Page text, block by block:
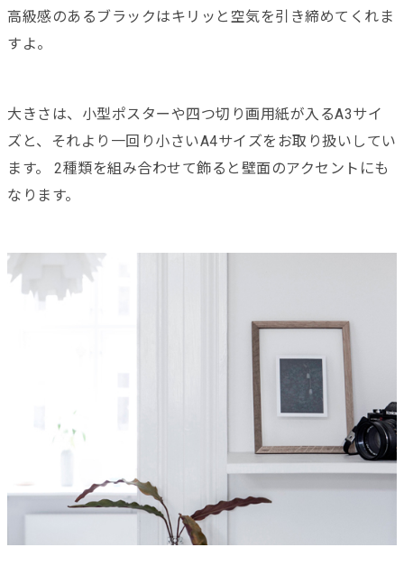
高級感のあるブラックはキリッと空気を引き締めてくれま
すよ。
大きさは、小型ポスターや四つ切り画用紙が入るA3サイ
ズと、それより一回り小さいA4サイズをお取り扱いしてい
ます。 2種類を組み合わせて飾ると壁面のアクセントにも
なります。